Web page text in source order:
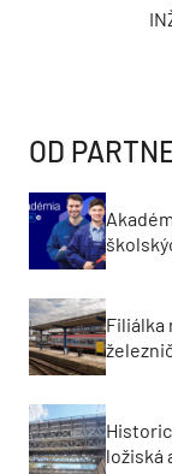
OD
Filiálka
ložiská